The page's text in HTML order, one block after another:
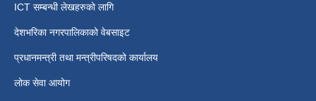
ICT सम्बन्धी लेखहरुको लागि
देशभरिका नगरपालिकाको वेबसाइट
प्रधानमन्त्री तथा मन्त्रीपरिषदको कार्यालय
लोक सेवा आयोग